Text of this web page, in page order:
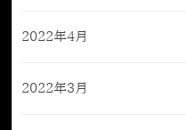
2022年4月
2022年3月